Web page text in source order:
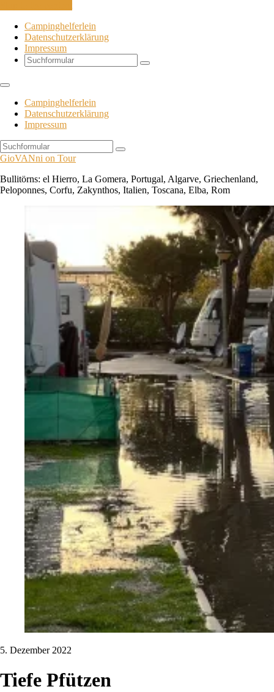
Campinghelferlein
Datenschutzerklärung
Impressum
Search
Campinghelferlein
Datenschutzerklärung
Impressum
Search
GioVANni on Tour
Bullitörns: el Hierro, La Gomera, Portugal, Algarve, Griechenland,
Peloponnes, Corfu, Zakynthos, Italien, Toscana, Elba, Rom
5. Dezember 2022
Tiefe Pfützen